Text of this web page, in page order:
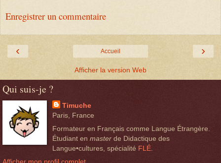
Enregistrer un commentaire
‹ ›
Accueil
Afficher la version Web
Qui suis-je ?
Timuche
Paris, France
Formateur en Français comme Langue Étrangère.
Étudiant en masterde Didactique des
Langue•cultures, spécialité FLÉ.